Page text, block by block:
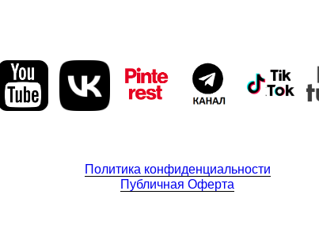
Политика конфиденциальности
Публичная Оферта